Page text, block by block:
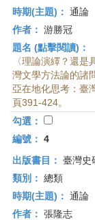
時期(主題)： 通論
作者： 游勝冠
題名 (點擊閱讀)：
〈理論演繹？還
灣文學方法論的諸
亞在地化思考：臺
頁391-424。
勾選：
編號： 4
出版書目： 臺灣史
類別： 總類
時期(主題)： 通論
作者： 張隆志